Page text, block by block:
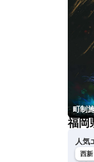
福岡
人気
西新